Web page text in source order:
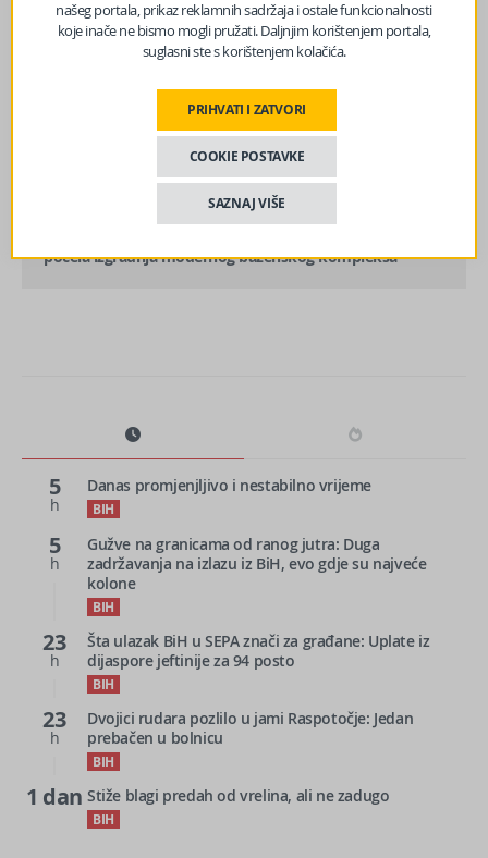
Odgođeno suđenje za prijetnje sutkinji Seni Uzunović
počela izgradnja modernog bazenskog kompleksa
5
h
Danas promjenjljivo i nestabilno vrijeme
BIH
5
h
Gužve na granicama od ranog jutra: Duga
zadržavanja na izlazu iz BiH, evo gdje su najveće
kolone
BIH
23
h
Šta ulazak BiH u SEPA znači za građane: Uplate iz
dijaspore jeftinije za 94 posto
BIH
23
h
Dvojici rudara pozlilo u jami Raspotočje: Jedan
prebačen u bolnicu
BIH
1 dan Stiže blagi predah od vrelina, ali ne zadugo
BIH
našeg portala, prikaz reklamnih sadržaja i ostale funkcionalnosti
koje inače ne bismo mogli pružati. Daljnjim korištenjem portala,
suglasni ste s korištenjem kolačića.
PRIHVATI I ZATVORI
COOKIE POSTAVKE
SAZNAJ VIŠE